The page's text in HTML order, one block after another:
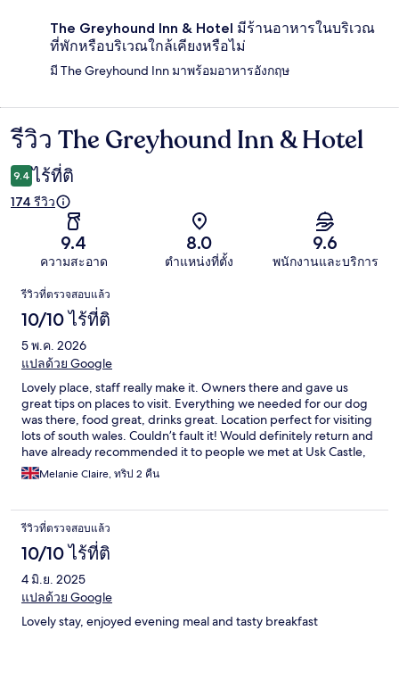
The Greyhound Inn & Hotel มีร้านอาหารในบริเวณ
ที่พักหรือบริเวณใกล้เคียงหรือไม่
มี The Greyhound Inn มาพร้อมอาหารอังกฤษ
รีวิว
รีวิว The Greyhound Inn & Hotel
9.4 ไร้ที่ติ
174 รีวิว
9.4
ความสะอาด
8.0
ตำแหน่งที่ตั้ง
9.6
พนักงานและบริการ
รีวิว
รีวิวที่ตรวจสอบแล้ว
10/10 ไร้ที่ติ
5 พ.ค. 2026
แปลด้วย Google
Lovely place, staff really make it. Owners there and gave us
great tips on places to visit. Everything we needed for our dog
was there, food great, drinks great. Location perfect for visiting
lots of south wales. Couldn’t fault it! Would definitely return and
have already recommended it to people we met at Usk Castle,
which is also well worth a visit!
Melanie Claire, ทริป 2 คืน
รีวิวที่ตรวจสอบแล้ว
10/10 ไร้ที่ติ
4 มิ.ย. 2025
แปลด้วย Google
Lovely stay, enjoyed evening meal and tasty breakfast